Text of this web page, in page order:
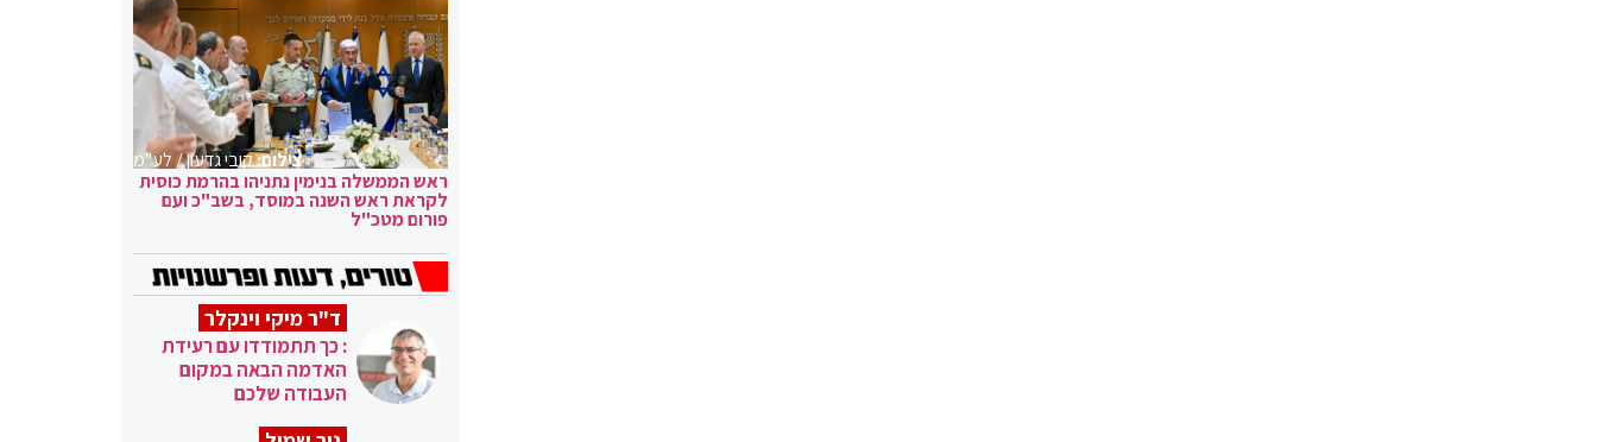
צילום:קובי גדעון / לע"מ
ראש הממשלה בנימין נתניהו בהרמת כוסית
לקראת ראש השנה במוסד, בשב"כ ועם
פורום מטכ"ל
ד"ר מיקי וינקלר
: כך תתמודדו עם רעידת
האדמה הבאה במקום
העבודה שלכם